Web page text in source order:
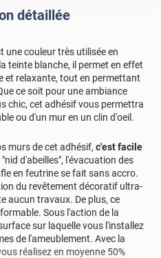
détaillée
une couleur très utilisée en
teinte blanche, il permet en effet
et relaxante, tout en permettant
ce soit pour une ambiance
chic, cet adhésif vous permettra
ou d'un mur en un clin d'oeil.
murs de cet adhésif, c'est facile
d'abeilles", l'évacuation des
en feutrine se fait sans accro.
du revêtement décoratif ultra-
aucun travaux. De plus, ce
Sous l'action de la
sur laquelle vous l'installez
de l'ameublement. Avec la
réalisez en moyenne 50%